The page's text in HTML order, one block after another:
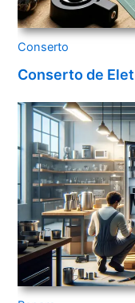
Conserto
Conserto de